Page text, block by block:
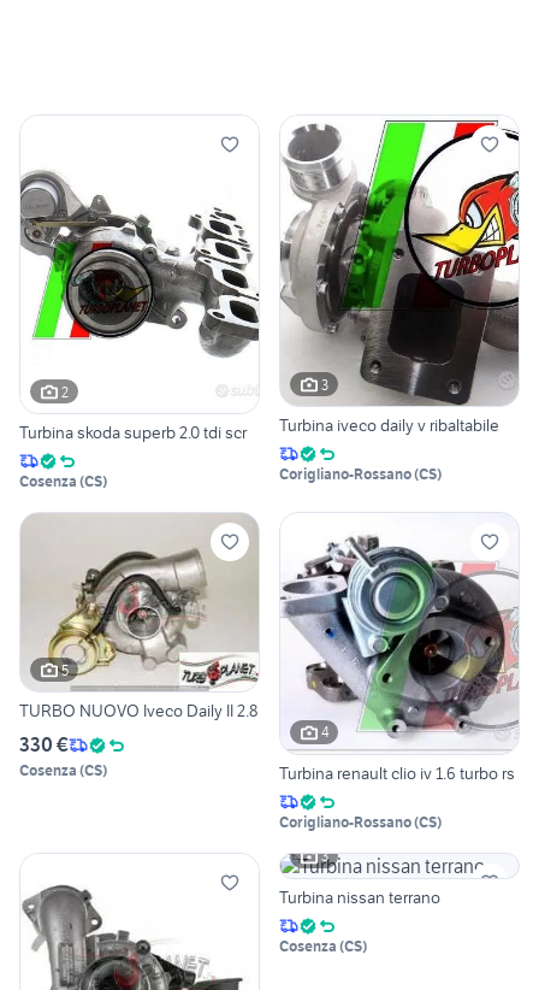
2
Turbina skoda superb 2.0 tdi scr
Cosenza (CS)
3
Turbina iveco daily v ribaltabile
Corigliano-Rossano(CS)
5
TURBO NUOVO Iveco Daily II 2.8
330 €
Cosenza (CS)
4
Turbina renault clio iv 1.6 turbo rs
Corigliano-Rossano(CS)
3
Turbina nissan terrano
Cosenza (CS)